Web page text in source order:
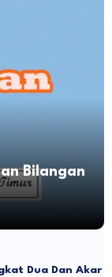
Bilangan
Dua Dan Akar